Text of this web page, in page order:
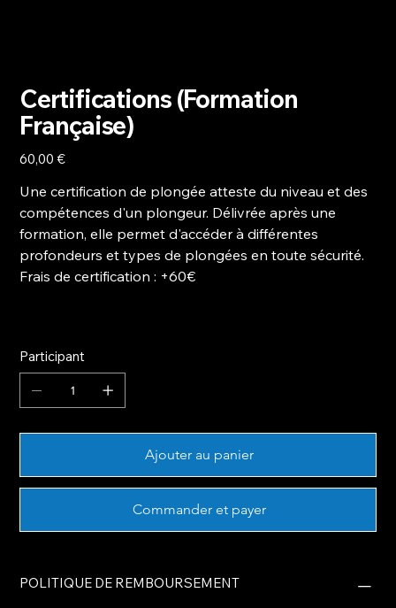
Certifications (Formation
Française)
Prix
60,00 €
Une certification de plongée atteste du niveau et des
compétences d'un plongeur. Délivrée après une
formation, elle permet d'accéder à différentes
profondeurs et types de plongées en toute sécurité.
​Frais de certification : +60€
Participant
Ajouter au panier
Commander et payer
POLITIQUE DE REMBOURSEMENT